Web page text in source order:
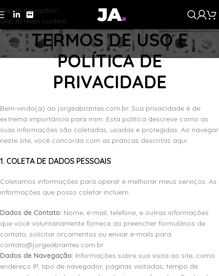
Skip to navigation
Skip to main content
TERMOS DE USO E
POLÍTICA DE
PRIVACIDADE
Bem-vindo(a) ao jorgeabrantes.com.br. Sua privacidade é de
extrema importância para mim. Esta política descreve como as
suas informações são coletadas, usadas e protegidas. Ao navegar
neste site, você concorda com as práticas descritas aqui.
1. COLETA DE DADOS PESSOAIS
Coletamos informações para operar e melhorar meus serviços. As
informações que posso coletar incluem:
Dados de Contato: Nome, e-mail, telefone, e outras informações
que você voluntariamente fornece ao preencher formulários de
contato, solicitar orçamentos ou enviar e-mails para
contato@jorgeabrantes.com.br.
Dados de Navegação: Informações sobre sua visita ao site, como
endereço IP, tipo de navegador, páginas visitadas, tempo de